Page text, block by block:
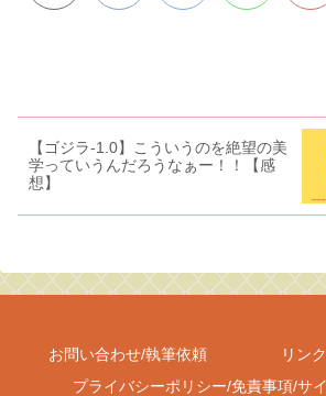
【ゴジラ-1.0】こういうのを絶望の美
学っていうんだろうなぁー！！【感
想】
お問い合わせ/執筆依頼
リン
プライバシーポリシー/免責事項/サ